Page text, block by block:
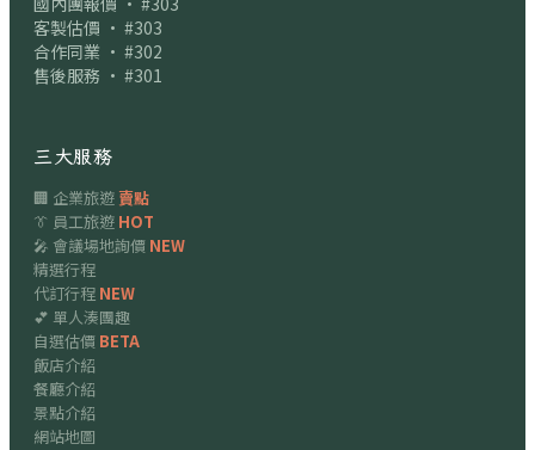
客製估價 · #303
合作同業 · #302
售後服務 · #301
三大服務
🏢 企業旅遊賣點
👔 員工旅遊 HOT
🎤 會議場地詢價 NEW
精選行程
代訂行程 NEW
💕 單人湊團趣
自選估價 BETA
飯店介紹
餐廳介紹
景點介紹
網站地圖